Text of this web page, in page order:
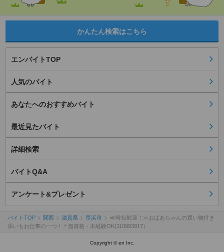
かんたん検索はこちら
エンバイトTOP
人気のバイト
あなたへのおすすめバイト
最近見たバイト
詳細検索
バイトQ&A
アンケート&プレゼント
バイトTOP 関西 滋賀県 長浜市
≪時短歓迎！≫おばあちゃんの買い物付き
添いもお仕事の一つ！＊無資格・未経験OK(110993917）
Copyright © en Inc.